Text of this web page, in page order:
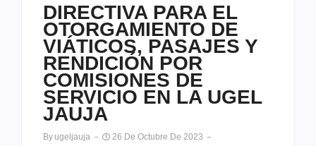
DIRECTIVA PARA EL
OTORGAMIENTO DE
VIÁTICOS, PASAJES Y
RENDICIÓN POR
COMISIONES DE
SERVICIO EN LA UGEL
JAUJA
By Ugeljauja
26 De Octubre De 2023